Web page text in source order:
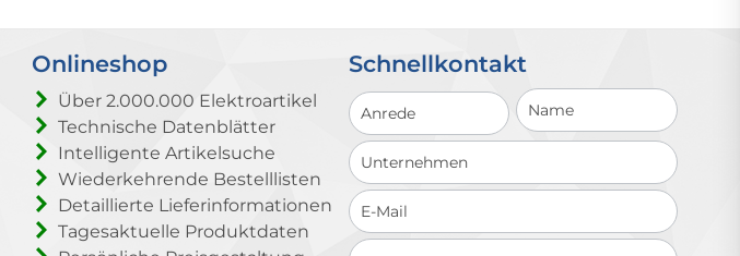
Onlineshop
Über 2.000.000 Elektroartikel
Technische Datenblätter
Intelligente Artikelsuche
Wiederkehrende Bestelllisten
Detaillierte Lieferinformationen
Tagesaktuelle Produktdaten
Schnellkontakt
Schnellkontakt